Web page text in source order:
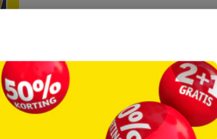
Over Kruidvat